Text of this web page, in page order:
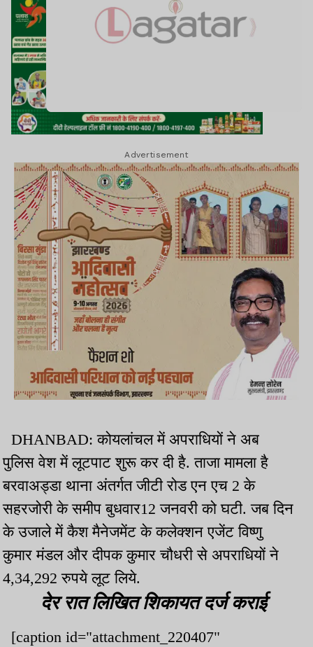
Advertisement
DHANBAD: कोयलांचल में अपराधियों ने अब
पुलिस वेश में लूटपाट शुरू कर दी है. ताजा मामला है
बरवाअड्डा थाना अंतर्गत जीटी रोड एन एच 2 के
सहरजोरी के समीप बुधवार12 जनवरी को घटी. जब दिन
के उजाले में कैश मैनेजमेंट के कलेक्शन एजेंट विष्णु
कुमार मंडल और दीपक कुमार चौधरी से अपराधियों ने
4,34,292 रुपये लूट लिये.
देर रात लिखित शिकायत दर्ज कराई
[caption id="attachment_220407"